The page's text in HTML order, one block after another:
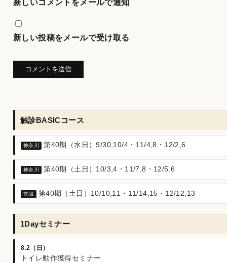
新しいコメントをメールで通知
新しい投稿をメールで受け取る
触診BASICコース
神奈川 第40期（水日）9/30,10/4・11/4,8・12/2,6
神奈川 第40期（土日）10/3,4・11/7,8・12/5,6
茨城 第40期（土日）10/10,11・11/14,15・12/12,13
1Dayセミナー
8.2（日）
トイレ動作獲得セミナー